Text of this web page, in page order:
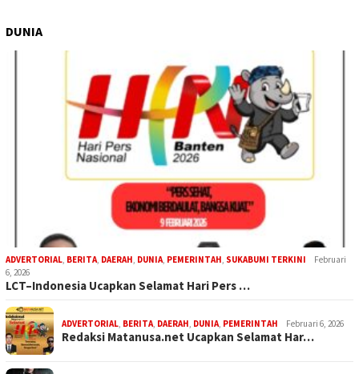
DUNIA
ADVERTORIAL, BERITA, DAERAH, DUNIA, PEMERINTAH, SUKABUMI TERKINI
Februari
6, 2026
LCT–Indonesia Ucapkan Selamat Hari Pers …
ADVERTORIAL, BERITA, DAERAH, DUNIA, PEMERINTAH Februari 6, 2026
Redaksi Matanusa.net Ucapkan Selamat Har…